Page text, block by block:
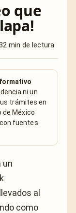
que
2 min de lectura
ni un
trámites en
de México
fuentes
un
al
como